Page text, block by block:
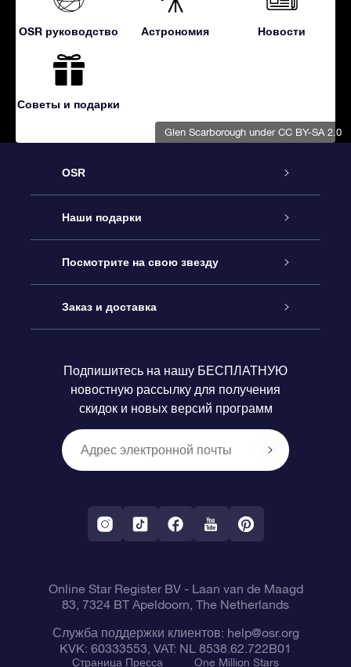
Glen Scarborough under CC BY-SA 2.0
OSR руководство Астрономия Новости
Советы и подарки
OSR
Обслуживание
Как с нами связаться
Блог
Отзывы
Наши подарки
Онлайн подарок Online Star Gift
Подарочный набор OSR
Подарочная карта OSR
Корпоративные подарки
Посмотрите на свою звезду
Звездный реестр
Персонализированная страница Star Page
One Million Stars
VR-приложение Fly me to the stars
Заказ и доставка
Платежная информация
Информация по доставке
Созвездиях
Подпишитесь на нашу БЕСПЛАТНУЮ
новостную рассылку для получения
скидок и новых версий программ
Online Star Register BV- Laan van de Maagd
83, 7324 BT Apeldoorn, The Netherlands
Служба поддержки клиентов: help@osr.org
KVK: 60333553, VAT: NL 8538.62.722B01
Cтраница Пресса One Million Stars